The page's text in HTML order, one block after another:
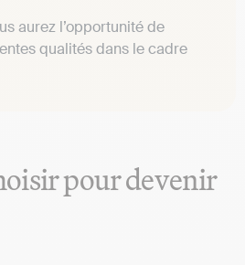
aurez l’opportunité de
qualités dans le cadre
pour devenir